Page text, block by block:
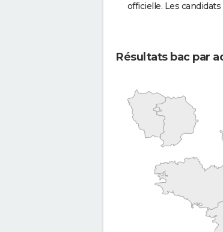
officielle. Les
Résultats bac par